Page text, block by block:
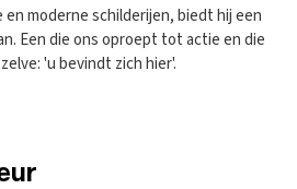
en moderne schilderijen, biedt hij een
Een die ons oproept tot actie en die
'u bevindt zich hier'.